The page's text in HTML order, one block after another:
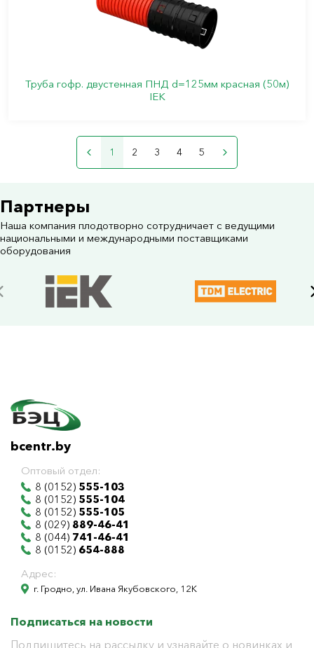
Труба гофр. двустенная ПНД d=125мм красная (50м)
IEK
1 2 3 4 5
Партнеры
Наша компания плодотворно сотрудничает с ведущими
национальными и международными поставщиками
оборудования
bcentr.by
Оптовый отдел:
8 (0152) 555-103
8 (0152) 555-104
8 (0152) 555-105
8 (029) 889-46-41
8 (044) 741-46-41
8 (0152) 654-888
Адрес:
г. Гродно, ул. Ивана Якубовского, 12К
Подписаться на новости
Подпишитесь на рассылку и узнавайте о новинках и